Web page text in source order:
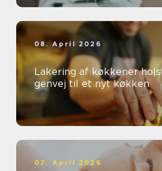
08. April 2026
Lakering af køkkener
genvej til et nyt køkken
07. April 2026